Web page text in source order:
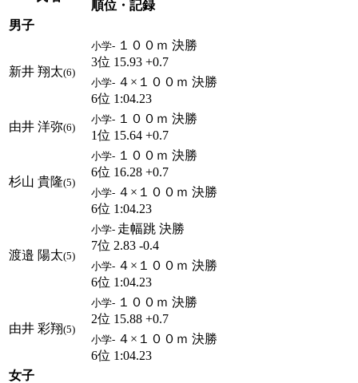
順位・記録
男子
新井 翔太(6)
小学- １００ｍ 決勝
3位 15.93 +0.7
小学- ４×１００ｍ 決勝
6位 1:04.23
由井 洋弥(6)
小学- １００ｍ 決勝
1位 15.64 +0.7
杉山 貴隆(5)
小学- １００ｍ 決勝
6位 16.28 +0.7
小学- ４×１００ｍ 決勝
6位 1:04.23
渡邉 陽太(5)
小学- 走幅跳 決勝
7位 2.83 -0.4
小学- ４×１００ｍ 決勝
6位 1:04.23
由井 彩翔(5)
小学- １００ｍ 決勝
2位 15.88 +0.7
小学- ４×１００ｍ 決勝
6位 1:04.23
女子